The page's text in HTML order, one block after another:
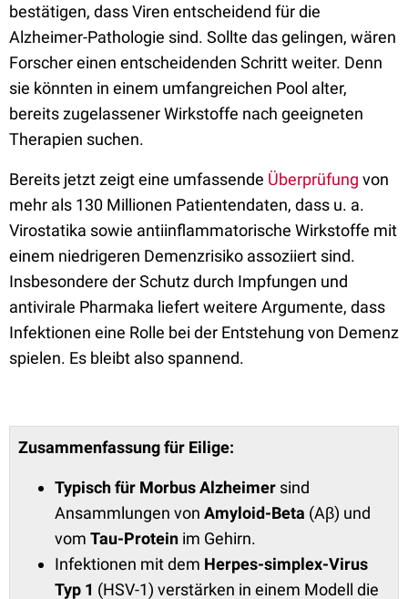
bestätigen, dass Viren entscheidend für die
Alzheimer-Pathologie sind. Sollte das gelingen, wären
Forscher einen entscheidenden Schritt weiter. Denn
sie könnten in einem umfangreichen Pool alter,
bereits zugelassener Wirkstoffe nach geeigneten
Therapien suchen.
Bereits jetzt zeigt eine umfassende Überprüfung von
mehr als 130 Millionen Patientendaten, dass u. a.
Virostatika sowie antiinflammatorische Wirkstoffe mit
einem niedrigeren Demenzrisiko assoziiert sind.
Insbesondere der Schutz durch Impfungen und
antivirale Pharmaka liefert weitere Argumente, dass
Infektionen eine Rolle bei der Entstehung von Demenz
spielen. Es bleibt also spannend.
Zusammenfassung für Eilige:
Typisch für Morbus Alzheimer sind
Ansammlungen von Amyloid-Beta (Aβ) und
vom Tau-Protein im Gehirn.
Infektionen mit dem Herpes-simplex-Virus
Typ 1 (HSV-1) verstärken in einem Modell die